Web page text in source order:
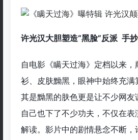
许光汉大胆塑造“黑脸”反派 手
自电影《瞒天过海》定档以来
衫、皮肤黝黑，眼神中始终充
其是黝黑的肤色更是让不少网
自己也下了不少功夫，不仅在
解读。影片中的剧情悬念不断